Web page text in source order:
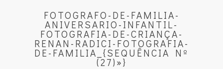
FOTOGRAFO-DE-FAMILIA-
ANIVERSARIO-INFANTIL-
FOTOGRAFIA-DE-CRIANÇA-
RENAN-RADICI-FOTOGRAFIA-
DE-FAMILIA_{SEQUÊNCIA Nº
(27)»}